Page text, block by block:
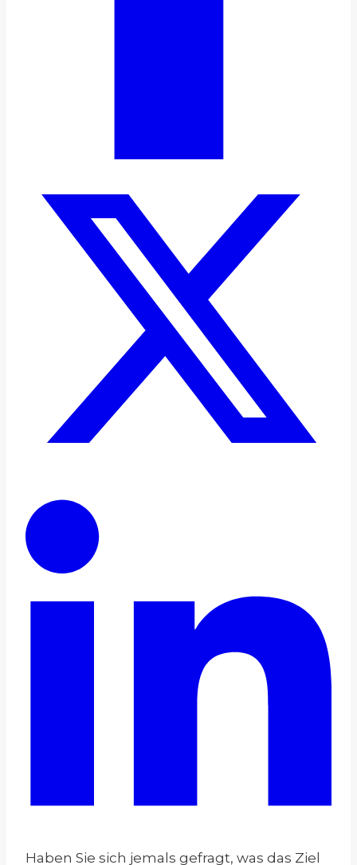
Haben Sie sich jemals gefragt, was das Ziel